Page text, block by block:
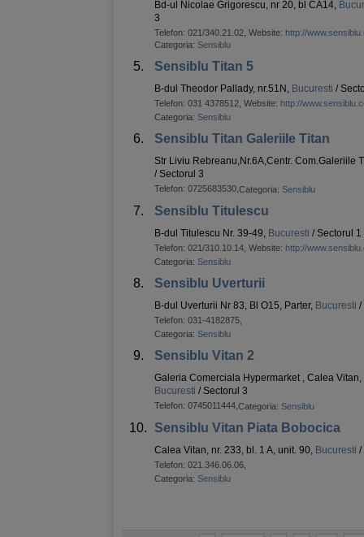
Bd-ul Nicolae Grigorescu, nr 20, bl CA14,
3
Telefon: 021/340.21.02 , Website: http://
Categoria: Sensiblu
5. Sensiblu Titan 5
B-dul Theodor Pallady, nr.51N, Bucuresti /
Telefon: 031 4378512 , Website: http://
Categoria: Sensiblu
6. Sensiblu Titan Galeriile Titan
Str Liviu Rebreanu,Nr.6A,Centr. Com.Galeriile
/ Sectorul 3
Telefon: 0725683530 Categoria: Sensiblu
7. Sensiblu Titulescu
B-dul Titulescu Nr. 39-49, Bucuresti / Sectorul 1
Telefon: 021/310.10.14 , Website: http://
Categoria: Sensiblu
8. Sensiblu Uverturii
B-dul Uverturii Nr 83, Bl O15, Parter, Bucuresti /
Telefon: 031-4182875
Categoria: Sensiblu
9. Sensiblu Vitan 2
Galeria Comerciala Hypermarket , Calea Vitan,
Bucuresti / Sectorul 3
Telefon: 0745011444 Categoria: Sensiblu
10. Sensiblu Vitan Piata Bobocica
Calea Vitan, nr. 233, bl. 1 A, unit. 90, Bucuresti /
Telefon: 021.346.06.06
Categoria: Sensiblu